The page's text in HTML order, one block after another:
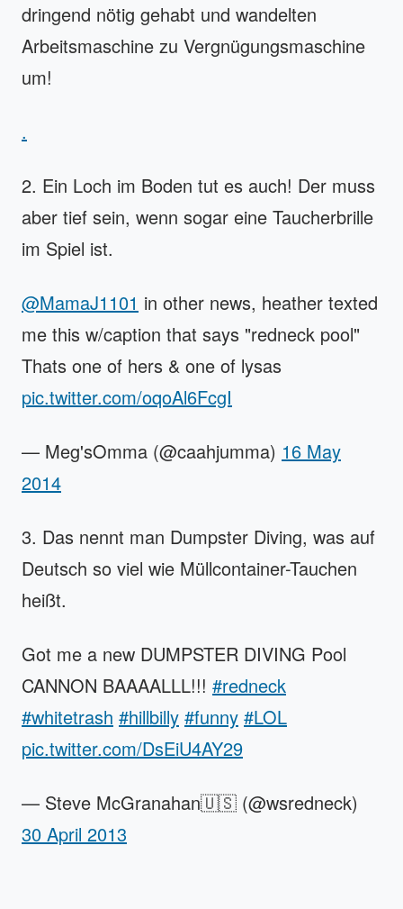
dringend nötig gehabt und wandelten
Arbeitsmaschine zu Vergnügungsmaschine
um!
.
2. Ein Loch im Boden tut es auch! Der muss
aber tief sein, wenn sogar eine Taucherbrille
im Spiel ist.
@MamaJ1101 in other news, heather texted
me this w/caption that says "redneck pool"
Thats one of hers & one of lysas
pic.twitter.com/oqoAl6FcgI
— Meg'sOmma (@caahjumma) 16 May
2014
3. Das nennt man Dumpster Diving, was auf
Deutsch so viel wie Müllcontainer-Tauchen
heißt.
Got me a new DUMPSTER DIVING Pool
CANNON BAAAALLL!!! #redneck
#whitetrash #hillbilly #funny #LOL
pic.twitter.com/DsEiU4AY29
— Steve McGranahan🇺🇸 (@wsredneck)
30 April 2013